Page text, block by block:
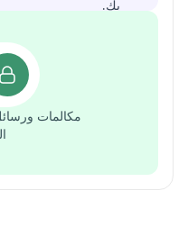
بك.